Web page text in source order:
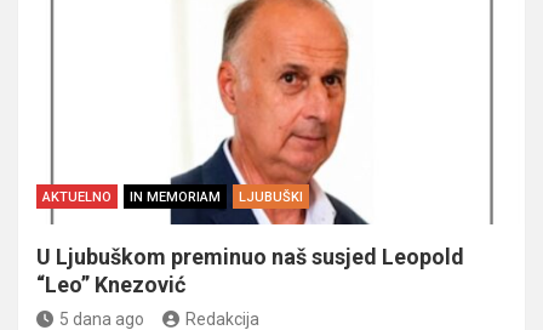
AKTUELNO IN MEMORIAM LJUBUŠKI
U Ljubuškom preminuo naš susjed Leopold
“Leo” Knezović
5 dana ago Redakcija